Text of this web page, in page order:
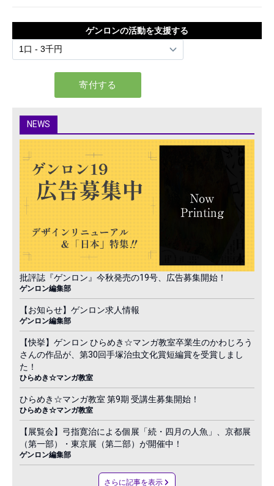
ゲンロンの活動を支援する
NEWS
批評誌『ゲンロン』今秋発売の19号、広告募集開始！
ゲンロン編集部
【お知らせ】ゲンロン求人情報
ゲンロン編集部
【快挙】ゲンロン ひらめき☆マンガ教室卒業生のかわじろう
さんの作品が、第30回手塚治虫文化賞短編賞を受賞しまし
た！
ひらめき☆マンガ教室
ひらめき☆マンガ教室 第9期 受講生募集開始！
ひらめき☆マンガ教室
【展覧会】弓指寛治による個展「続・四月の人魚」、京都展
（第一部）・東京展（第二部）が開催中！
ゲンロン編集部
さらに記事を表示